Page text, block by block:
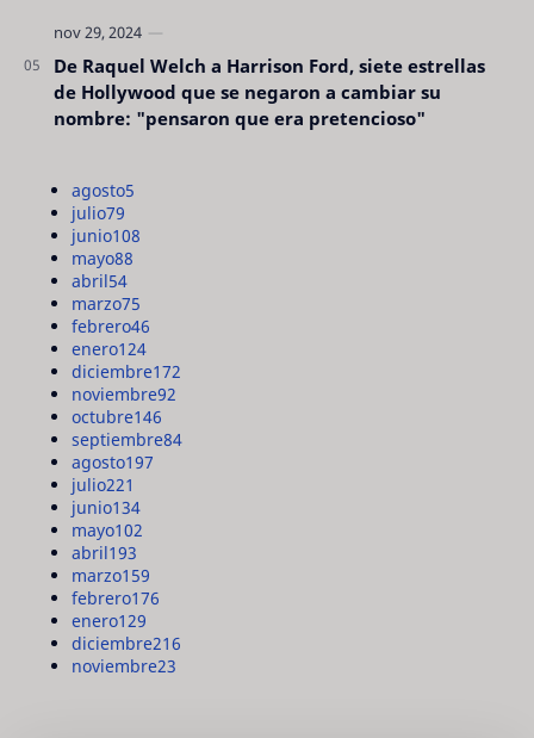
De Raquel Welch a Harrison Ford, siete estrellas
de Hollywood que se negaron a cambiar su
nombre: "pensaron que era pretencioso"
agosto5
julio79
junio108
mayo88
abril54
marzo75
febrero46
enero124
diciembre172
noviembre92
octubre146
septiembre84
agosto197
julio221
junio134
mayo102
abril193
marzo159
febrero176
enero129
diciembre216
noviembre23